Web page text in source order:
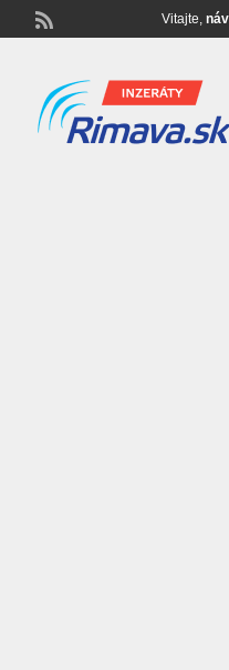
Vitajte,